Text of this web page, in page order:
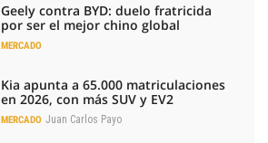
Geely contra BYD: duelo fratricida
por ser el mejor chino global
MERCADO
Kia apunta a 65.000 matriculaciones
en 2026, con más SUV y EV2
MERCADO Juan Carlos Payo